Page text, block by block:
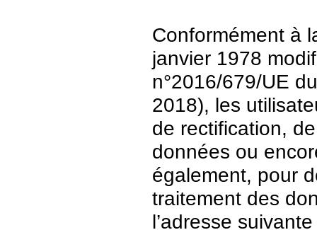
Conformément à
janvier 1978
n°2016/679/UE
2018), les
de rectification,
données ou
également, pour
traitement des
l’adresse